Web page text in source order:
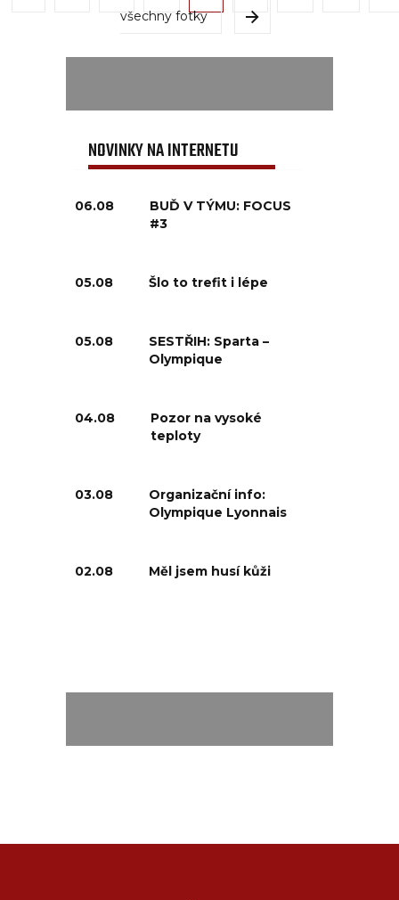
všechny fotky
NOVINKY NA INTERNETU
06.08
BUĎ V TÝMU: FOCUS
#3
05.08 Šlo to trefit i lépe
05.08
SESTŘIH: Sparta –
Olympique
04.08
Pozor na vysoké
teploty
03.08
Organizační info:
Olympique Lyonnais
02.08 Měl jsem husí kůži